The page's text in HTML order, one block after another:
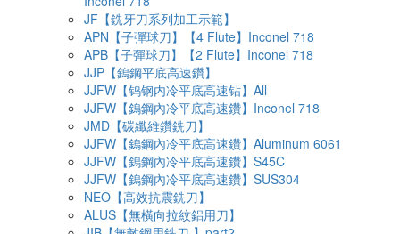
JF【銑牙刀系列加工示範】
APN【子彈球刀】【4 Flute】Inconel 718
APB【子彈球刀】【2 Flute】Inconel 718
JJP【鎢鋼平底高速鑽】
JJFW【钨钢内冷平底高速钻】All
JJFW【鎢鋼內冷平底高速鑽】Inconel 718
JMD【碳纖維鑽銑刀】
JJFW【鎢鋼內冷平底高速鑽】Aluminum 6061
JJFW【鎢鋼內冷平底高速鑽】S45C
JJFW【鎢鋼內冷平底高速鑽】SUS304
NEO【高效抗震銑刀】
ALUS【無橫向拉紋鋁用刀】